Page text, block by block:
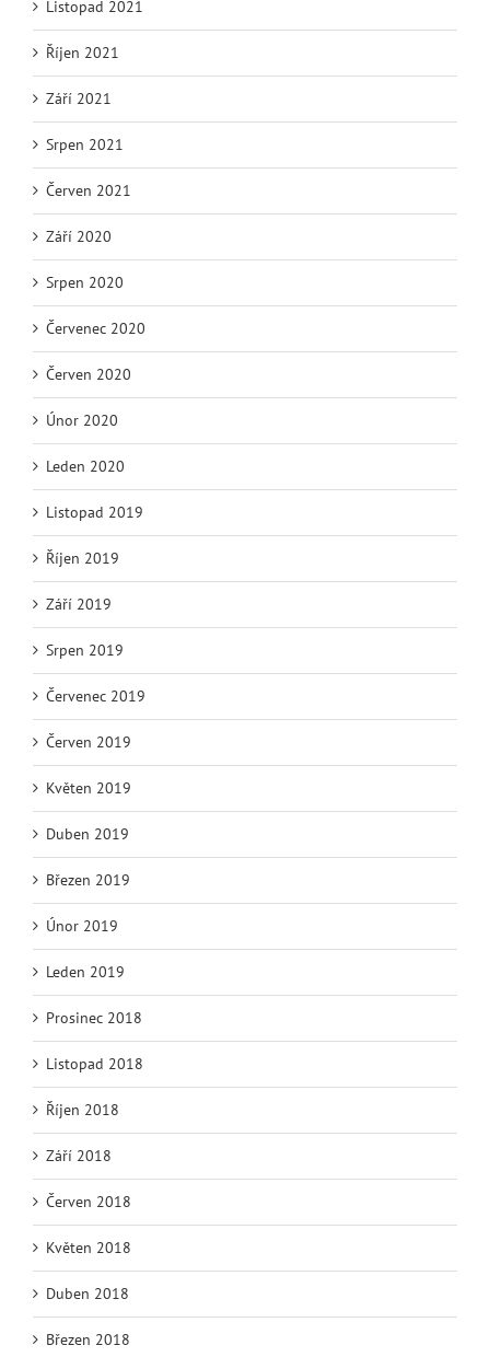
Listopad 2021
Říjen 2021
Září 2021
Srpen 2021
Červen 2021
Září 2020
Srpen 2020
Červenec 2020
Červen 2020
Únor 2020
Leden 2020
Listopad 2019
Říjen 2019
Září 2019
Srpen 2019
Červenec 2019
Červen 2019
Květen 2019
Duben 2019
Březen 2019
Únor 2019
Leden 2019
Prosinec 2018
Listopad 2018
Říjen 2018
Září 2018
Červen 2018
Květen 2018
Duben 2018
Březen 2018